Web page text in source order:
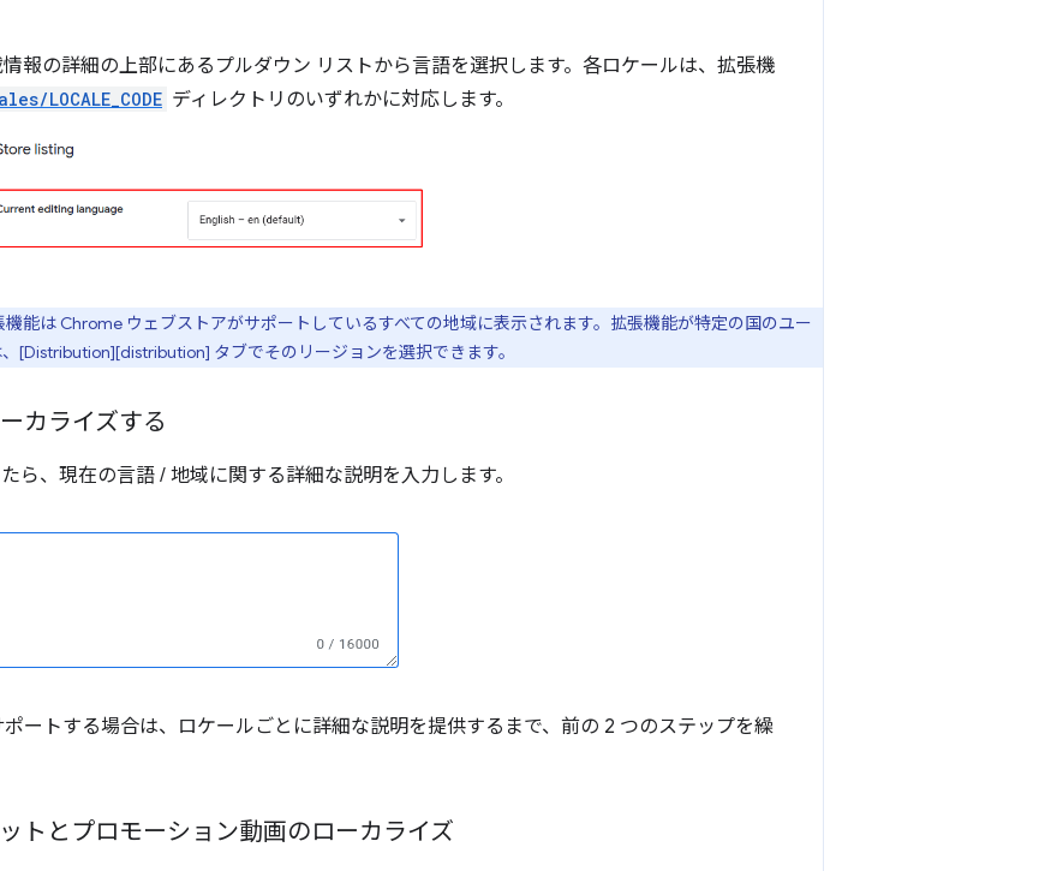
報の詳細の上部にあるプルダウン リストから言語を選択します。各ロケールは、拡張機
LOCALE_CODE ディレクトリのいずれかに対応します。
能は Chrome ウェブストアがサポートしているすべての地域に表示されます。拡張機能が特定の国のユー
[Distribution][distribution] タブでそのリージョンを選択できます。
カライズする
ら、現在の言語 / 地域に関する詳細な説明を入力します。
ートする場合は、ロケールごとに詳細な説明を提供するまで、前の 2 つのステップを繰
トとプロモーション動画のローカライズ